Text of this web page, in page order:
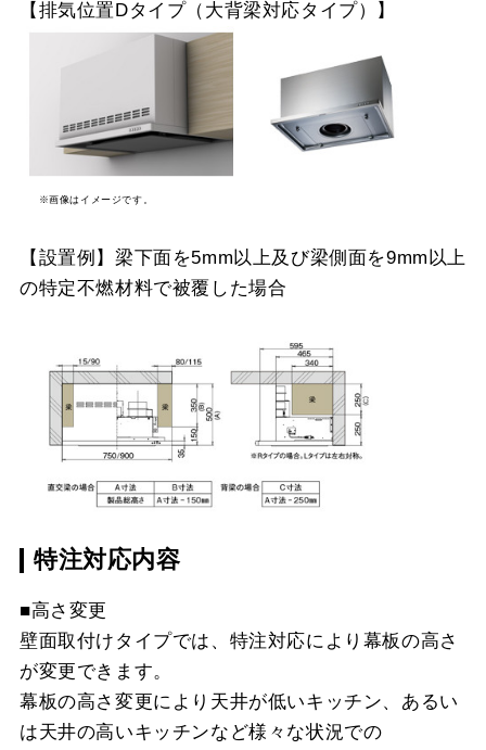
【排気位置Dタイプ（大背梁対応タイプ）】
※画像はイメージです。
【設置例】梁下面を5mm以上及び梁側面を9mm以上
の特定不燃材料で被覆した場合
特注対応内容
■高さ変更
壁面取付けタイプでは、特注対応により幕板の高さ
が変更できます。
幕板の高さ変更により天井が低いキッチン、あるい
は天井の高いキッチンなど様々な状況での